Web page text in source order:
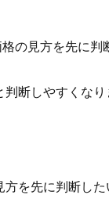
の見方を先に
断しやすくなり
を先に判断